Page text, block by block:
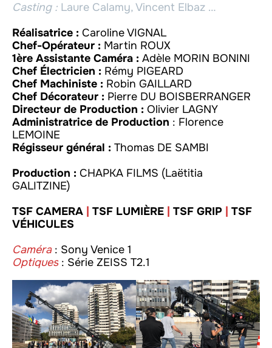
Casting : Laure Calamy, Vincent Elbaz …
Réalisatrice : Caroline VIGNAL
Chef-Opérateur : Martin ROUX
1ère Assistante Caméra : Adèle MORIN BONINI
Chef Électricien : Rémy PIGEARD
Chef Machiniste : Robin GAILLARD
Chef Décorateur : Pierre DU BOISBERRANGER
Directeur de Production : Olivier LAGNY
Administratrice de Production : Florence
LEMOINE
Régisseur général : Thomas DE SAMBI
Production : CHAPKA FILMS (Laëtitia
GALITZINE)
TSF CAMERA
TSF LUMIÈRE TSF GRIP
TSF
VÉHICULES
Caméra : Sony Venice 1
Optiques : Série ZEISS T2.1